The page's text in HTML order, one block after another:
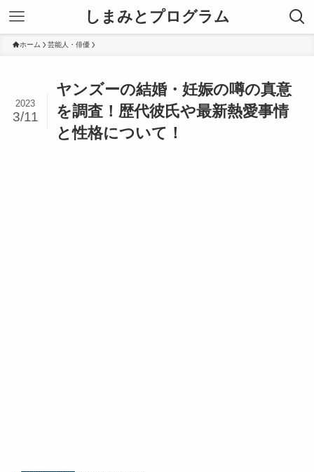
しまみとプログラム
ホーム 芸能人・俳優
ヤンズーの結婚・妊娠の噂の真意
を調査！歴代彼氏や最新熱愛事情
と性格について！
2023
3/11